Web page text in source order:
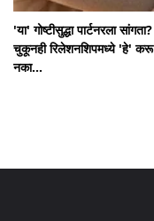
'या' गोष्टीसुद्धा पार्टनरला सांगता?
चुकूनही रिलेशनशिपमध्ये 'हे' करू
नका...